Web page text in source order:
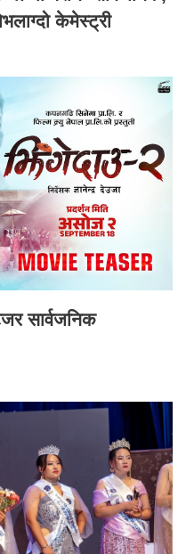
केमेस्ट्री
सार्वजनिक